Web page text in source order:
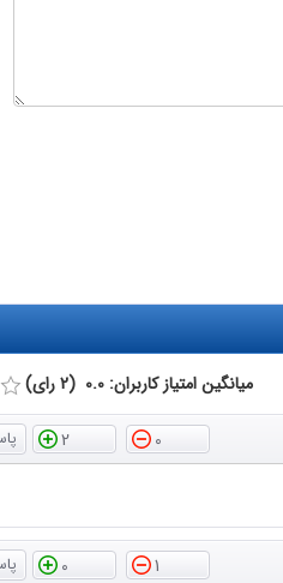
میانگین امتیاز کاربران: 0.0 (2 رای)
0
2
1
0